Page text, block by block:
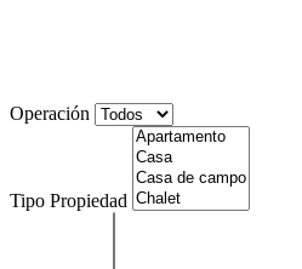
Operación
Tipo Propiedad